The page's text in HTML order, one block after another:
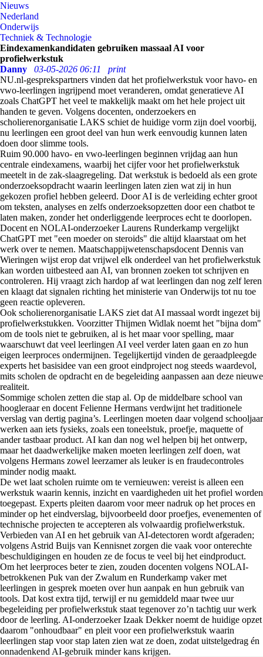
Nieuws
Nederland
Onderwijs
Techniek & Technologie
Eindexamenkandidaten gebruiken massaal AI voor
profielwerkstuk
Danny
03-05-2026 06:11
print
NU.nl-gesprekspartners vinden dat het profielwerkstuk voor havo- en
vwo-leerlingen ingrijpend moet veranderen, omdat generatieve AI
zoals ChatGPT het veel te makkelijk maakt om het hele project uit
handen te geven. Volgens docenten, onderzoekers en
scholierenorganisatie LAKS schiet de huidige vorm zijn doel voorbij,
nu leerlingen een groot deel van hun werk eenvoudig kunnen laten
doen door slimme tools.
Ruim 90.000 havo- en vwo-leerlingen beginnen vrijdag aan hun
centrale eindexamens, waarbij het cijfer voor het profielwerkstuk
meetelt in de zak-slaagregeling. Dat werkstuk is bedoeld als een grote
onderzoeksopdracht waarin leerlingen laten zien wat zij in hun
gekozen profiel hebben geleerd. Door AI is de verleiding echter groot
om teksten, analyses en zelfs onderzoeksopzetten door een chatbot te
laten maken, zonder het onderliggende leerproces echt te doorlopen.
Docent en NOLAI-onderzoeker Laurens Runderkamp vergelijkt
ChatGPT met "een moeder on steroids" die altijd klaarstaat om het
werk over te nemen. Maatschappijwetenschapsdocent Dennis van
Wieringen wijst erop dat vrijwel elk onderdeel van het profielwerkstuk
kan worden uitbesteed aan AI, van bronnen zoeken tot schrijven en
controleren. Hij vraagt zich hardop af wat leerlingen dan nog zelf leren
en klaagt dat signalen richting het ministerie van Onderwijs tot nu toe
geen reactie opleveren.
Ook scholierenorganisatie LAKS ziet dat AI massaal wordt ingezet bij
profielwerkstukken. Voorzitter Thijmen Widlak noemt het "bijna dom"
om de tools niet te gebruiken, al is het maar voor spelling, maar
waarschuwt dat veel leerlingen AI veel verder laten gaan en zo hun
eigen leerproces ondermijnen. Tegelijkertijd vinden de geraadpleegde
experts het basisidee van een groot eindproject nog steeds waardevol,
mits scholen de opdracht en de begeleiding aanpassen aan deze nieuwe
realiteit.
Sommige scholen zetten die stap al. Op de middelbare school van
hoogleraar en docent Felienne Hermans verdwijnt het traditionele
verslag van dertig pagina’s. Leerlingen moeten daar volgend schooljaar
werken aan iets fysieks, zoals een toneelstuk, proefje, maquette of
ander tastbaar product. AI kan dan nog wel helpen bij het ontwerp,
maar het daadwerkelijke maken moeten leerlingen zelf doen, wat
volgens Hermans zowel leerzamer als leuker is en fraudecontroles
minder nodig maakt.
De wet laat scholen ruimte om te vernieuwen: vereist is alleen een
werkstuk waarin kennis, inzicht en vaardigheden uit het profiel worden
toegepast. Experts pleiten daarom voor meer nadruk op het proces en
minder op het eindverslag, bijvoorbeeld door proefjes, evenementen of
technische projecten te accepteren als volwaardig profielwerkstuk.
Verbieden van AI en het gebruik van AI-detectoren wordt afgeraden;
volgens Astrid Buijs van Kennisnet zorgen die vaak voor onterechte
beschuldigingen en houden ze de focus te veel bij het eindproduct.
Om het leerproces beter te zien, zouden docenten volgens NOLAI-
betrokkenen Puk van der Zwalum en Runderkamp vaker met
leerlingen in gesprek moeten over hun aanpak en hun gebruik van
tools. Dat kost extra tijd, terwijl er nu gemiddeld maar twee uur
begeleiding per profielwerkstuk staat tegenover zo’n tachtig uur werk
door de leerling. AI-onderzoeker Izaak Dekker noemt de huidige opzet
daarom "onhoudbaar" en pleit voor een profielwerkstuk waarin
leerlingen stap voor stap laten zien wat ze doen, zodat uitstelgedrag én
onnadenkend AI-gebruik minder kans krijgen.